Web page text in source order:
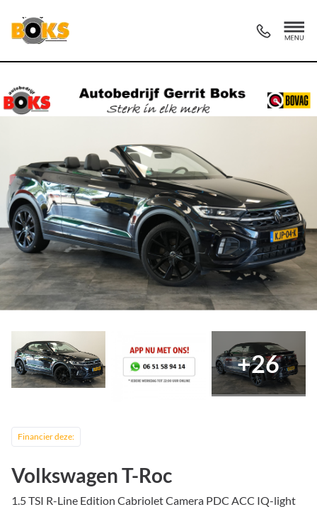
+26
Financier deze:
Volkswagen T-Roc
1.5 TSI R-Line Edition Cabriolet Camera PDC ACC IQ-light